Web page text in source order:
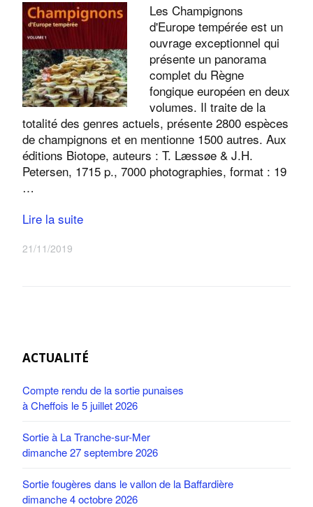
Les Champignons
d'Europe tempérée est un
ouvrage exceptionnel qui
présente un panorama
complet du Règne
fongique européen en deux
volumes. Il traite de la
totalité des genres actuels, présente 2800 espèces
de champignons et en mentionne 1500 autres. Aux
éditions Biotope, auteurs : T. Læssøe & J.H.
Petersen, 1715 p., 7000 photographies, format : 19
…
Lire la suite
21/11/2019
ACTUALITÉ
Compte rendu de la sortie punaises
à Cheffois le 5 juillet 2026
Sortie à La Tranche-sur-Mer
dimanche 27 septembre 2026
Sortie fougères dans le vallon de la Baffardière
dimanche 4 octobre 2026